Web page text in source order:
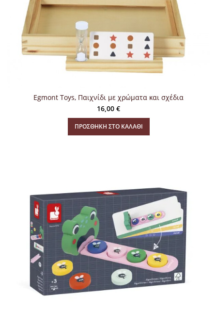
Egmont Toys, Παιχνίδι με χρώματα και σχέδια
16,00 €
ΠΡΟΣΘΉΚΗ ΣΤΟ ΚΑΛΆΘΙ